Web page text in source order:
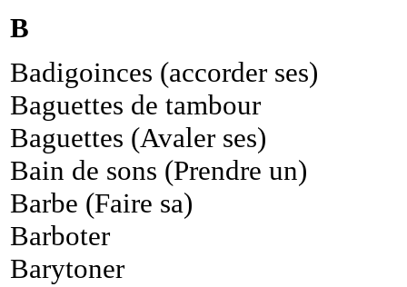
B
Badigoinces (accorder ses)
Baguettes de tambour
Baguettes (Avaler ses)
Bain de sons (Prendre un)
Barbe (Faire sa)
Barboter
Barytoner